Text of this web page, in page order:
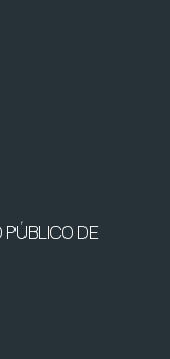
PÚBLICO DE